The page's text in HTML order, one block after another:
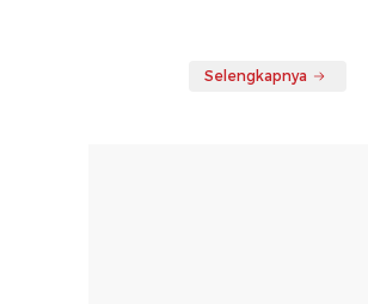
Selengkapnya